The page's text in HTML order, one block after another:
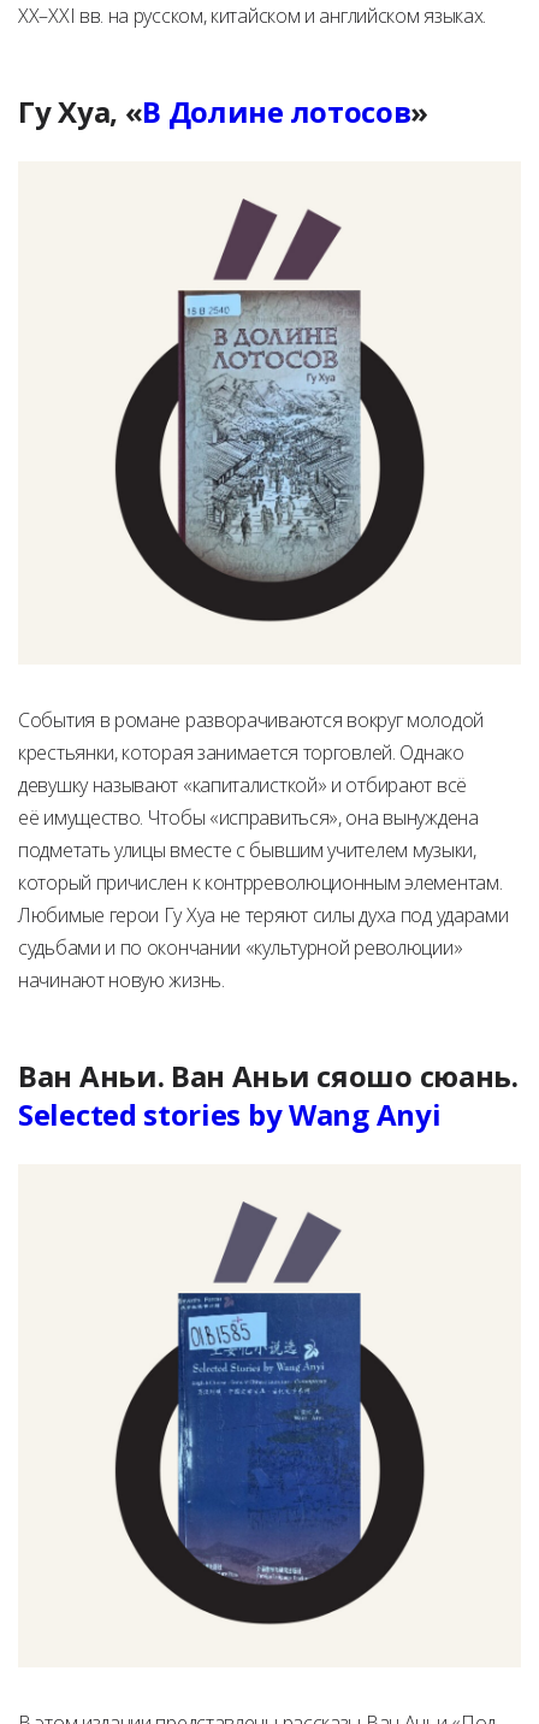
XX–XXI вв. на русском, китайском и английском языках.
Гу Хуа, «В Долине лотосов»
События в романе разворачиваются вокруг молодой
крестьянки, которая занимается торговлей. Однако
девушку называют «капиталисткой» и отбирают всё
её имущество. Чтобы «исправиться», она вынуждена
подметать улицы вместе с бывшим учителем музыки,
который причислен к контрреволюционным элементам.
Любимые герои Гу Хуа не теряют силы духа под ударами
судьбами и по окончании «культурной революции»
начинают новую жизнь.
Ван Аньи. Ван Аньи сяошо сюань.
Selected stories by Wang Anyi